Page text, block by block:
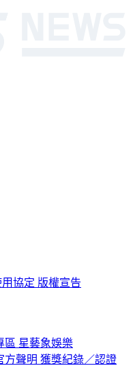
協定 版權宣告
區 星藝象娛樂
方聲明 獲獎紀錄／認證